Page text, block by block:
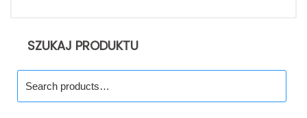
SZUKAJ PRODUKTU
for: